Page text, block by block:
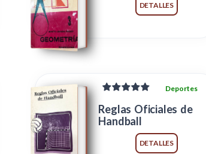
DETALLES
Deportes
Reglas Oficiales de
Handball
DETALLES